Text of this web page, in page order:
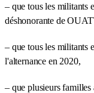
– que tous les militants
déshonorante de
– que tous les militants
l'alternance en 2020,
– que plusieurs